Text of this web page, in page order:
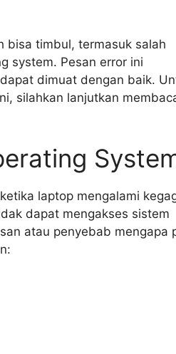
bisa timbul, termasuk salah
system. Pesan error ini
dimuat dengan baik.
silahkan lanjutkan
laptop mengalami
dapat mengakses sistem
atau penyebab mengapa